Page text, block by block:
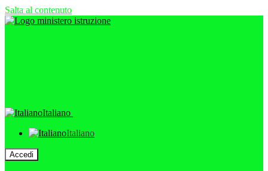
Salta al contenuto
Italiano
Italiano
Accedi